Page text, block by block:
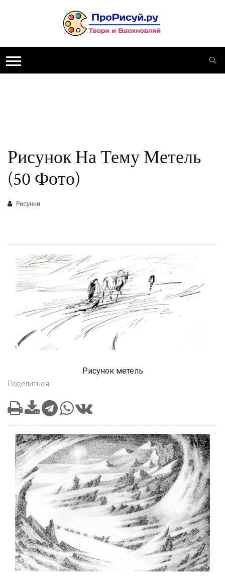
Рисунок На Тему Метель
(50 Фото)
Рисунки
Рисунок метель
Поделиться: